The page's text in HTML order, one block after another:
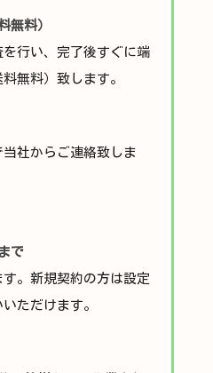
無料）
行い、完了後すぐに端
無料）致します。
社からご連絡致しま
で
。新規契約の方は設定
ただけます。